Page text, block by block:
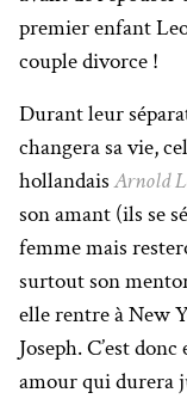
premier enfant
couple divorce !
Durant leur
changera sa vie,
hollandaisArnold
son amant (ils se
femme mais
surtout son
elle rentre à New
Joseph. C’est
amour qui durera